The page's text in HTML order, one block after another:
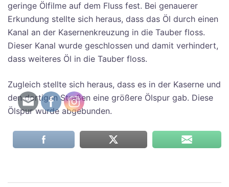
geringe Ölfilme auf dem Fluss fest. Bei genauerer
Erkundung stellte sich heraus, dass das Öl durch einen
Kanal an der Kasernenkreuzung in die Tauber floss.
Dieser Kanal wurde geschlossen und damit verhindert,
dass weiteres Öl in die Tauber floss.
Zugleich stellte sich heraus, dass es in der Kaserne und
den dortigen Straßen eine größere Ölspur gab. Diese
Ölspur wurde abgebunden.